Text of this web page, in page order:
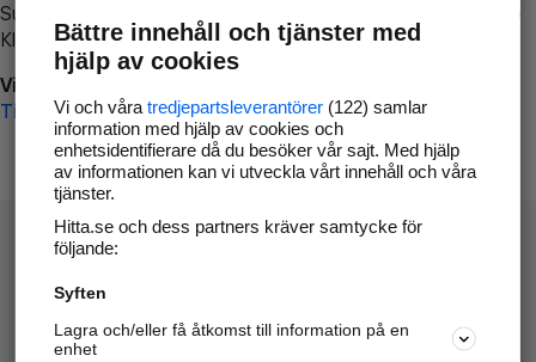
Surfa till
Klicka påTillbaka-knappen i webbläsaren och försök igen
Vi beklagar besväret!
Till startsidan
Hitta.se - Gratis nummerupplysning.
Sök företag, personer och platser.
Bättre innehåll och tjänster med
hjälp av cookies
Vi och våra tredjepartsleverantörer(122) samlar
information med hjälp av cookies och
enhetsidentifierare då du besöker vår sajt. Med hjälp
av informationen kan vi utveckla vårt innehåll och våra
tjänster.
Hitta.se och dess partners kräver samtycke för
följande:
Syften
Lagra och/eller få åtkomst till information på en
enhet